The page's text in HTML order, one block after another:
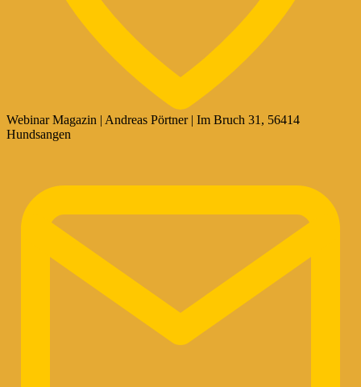
Webinar Magazin | Andreas Pörtner | Im Bruch 31, 56414
Hundsangen